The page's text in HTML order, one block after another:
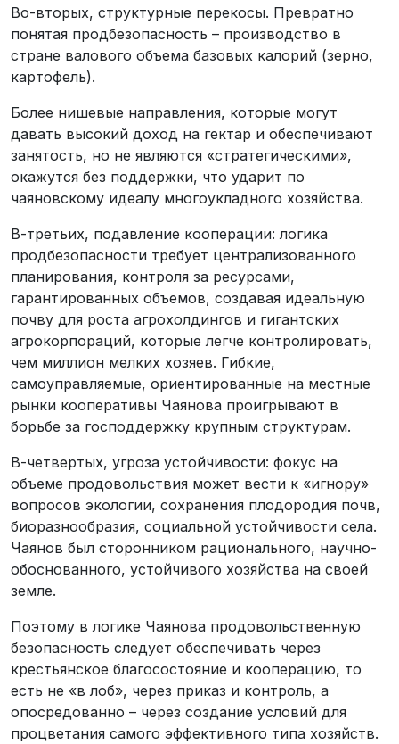
Во-вторых, структурные перекосы. Превратно
понятая продбезопасность – производство в
стране валового объема базовых калорий (зерно,
картофель).
Более нишевые направления, которые могут
давать высокий доход на гектар и обеспечивают
занятость, но не являются «стратегическими»,
окажутся без поддержки, что ударит по
чаяновскому идеалу многоукладного хозяйства.
В-третьих, подавление кооперации: логика
продбезопасности требует централизованного
планирования, контроля за ресурсами,
гарантированных объемов, создавая идеальную
почву для роста агрохолдингов и гигантских
агрокорпораций, которые легче контролировать,
чем миллион мелких хозяев. Гибкие,
самоуправляемые, ориентированные на местные
рынки кооперативы Чаянова проигрывают в
борьбе за господдержку крупным структурам.
В-четвертых, угроза устойчивости: фокус на
объеме продовольствия может вести к «игнору»
вопросов экологии, сохранения плодородия почв,
биоразнообразия, социальной устойчивости села.
Чаянов был сторонником рационального, научно-
обоснованного, устойчивого хозяйства на своей
земле.
Поэтому в логике Чаянова продовольственную
безопасность следует обеспечивать через
крестьянское благосостояние и кооперацию, то
есть не «в лоб», через приказ и контроль, а
опосредованно – через создание условий для
процветания самого эффективного типа хозяйств.